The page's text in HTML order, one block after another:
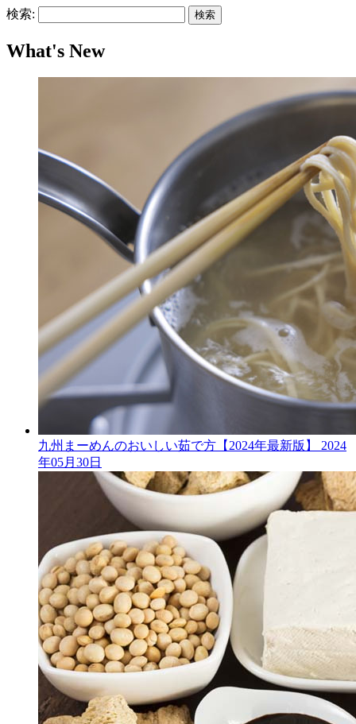
検索:
What's New
九州まーめんのおいしい茹で方【2024年最新版】 2024
年05月30日